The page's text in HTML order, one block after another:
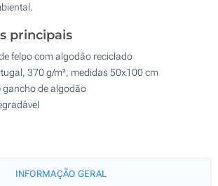
principais
felpo com algodão reciclado
370 g/m², medidas 50x100 cm
gancho de algodão
INFORMAÇÃO GERAL